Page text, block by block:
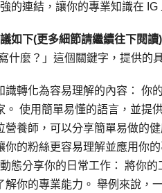
的連結，讓你的專業知識在 IG
如下(更多細節請繼續往下閱讀)
什麼？」這個關鍵字，提供的
識轉化為容易理解的內容： 你
。 使用簡單易懂的語言，並提
營養師，可以分享簡單易做的
你的粉絲更容易理解並應用你的
態分享你的日常工作： 將你
解你的專業能力。 舉例來說，